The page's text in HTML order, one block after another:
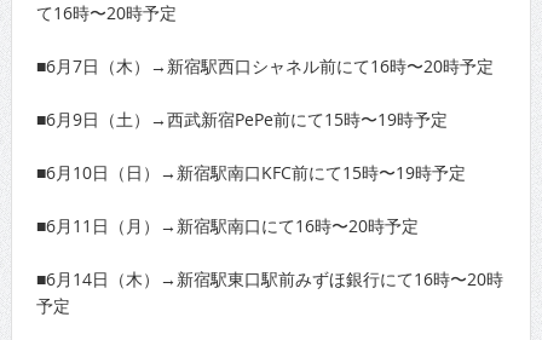
て16時〜20時予定
■6月7日（木）→新宿駅西口シャネル前にて16時〜20時予定
■6月9日（土）→西武新宿PePe前にて15時〜19時予定
■6月10日（日）→新宿駅南口KFC前にて15時〜19時予定
■6月11日（月）→新宿駅南口にて16時〜20時予定
■6月14日（木）→新宿駅東口駅前みずほ銀行にて16時〜20時
予定